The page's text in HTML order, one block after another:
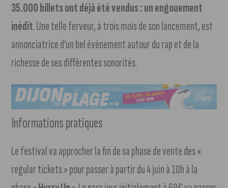
35.000 billets ont déjà été vendus : un engouement
inédit. Une telle ferveur, à trois mois de son lancement, est
annonciatrice d’un bel événement autour du rap et de la
richesse de ses différentes sonorités.
Informations pratiques
Le festival va approcher la fin de sa phase de vente des «
regular tickets » pour passer à partir du 4 juin à 10h à la